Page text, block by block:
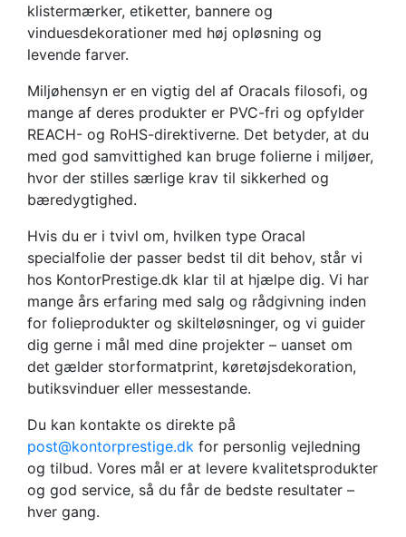
klistermærker, etiketter, bannere og
vinduesdekorationer med høj opløsning og
levende farver.
Miljøhensyn er en vigtig del af Oracals filosofi, og
mange af deres produkter er PVC-fri og opfylder
REACH- og RoHS-direktiverne. Det betyder, at du
med god samvittighed kan bruge folierne i miljøer,
hvor der stilles særlige krav til sikkerhed og
bæredygtighed.
Hvis du er i tvivl om, hvilken type Oracal
specialfolie der passer bedst til dit behov, står vi
hos KontorPrestige.dk klar til at hjælpe dig. Vi har
mange års erfaring med salg og rådgivning inden
for folieprodukter og skilteløsninger, og vi guider
dig gerne i mål med dine projekter – uanset om
det gælder storformatprint, køretøjsdekoration,
butiksvinduer eller messestande.
Du kan kontakte os direkte på
post@kontorprestige.dk for personlig vejledning
og tilbud. Vores mål er at levere kvalitetsprodukter
og god service, så du får de bedste resultater –
hver gang.